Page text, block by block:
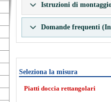
Istruzioni di
Domande frequenti
Seleziona la misura
Piatti doccia rettangolari